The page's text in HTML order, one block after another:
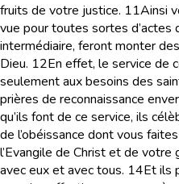
fruits de votre justice. 11Ainsi
vue pour toutes sortes d’actes
intermédiaire, feront monter
Dieu. 12En effet, le service de
seulement aux besoins des
prières de reconnaissance
qu’ils font de ce service, ils
de l’obéissance dont vous
l’Evangile de Christ et de
avec eux et avec tous. 14Et ils